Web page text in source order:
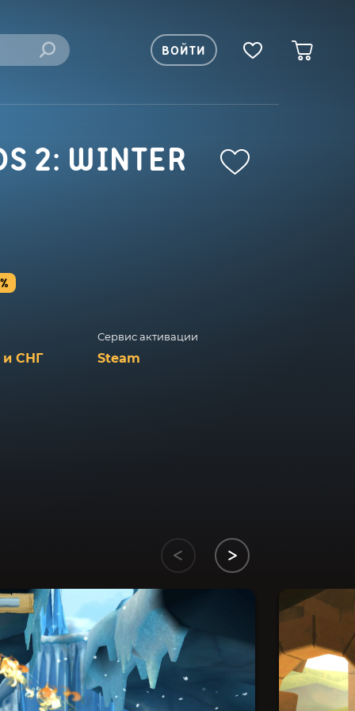
ВОЙТИ
2: WINTER
и СНГ
Сервис активации
Steam